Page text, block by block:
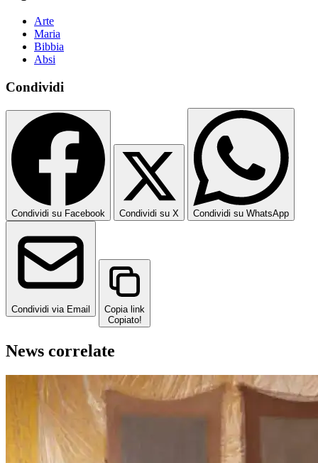
Arte
Maria
Bibbia
Absi
Condividi
Condividi su Facebook Condividi su X Condividi su WhatsApp
Condividi via Email
Copia link
Copiato!
News correlate